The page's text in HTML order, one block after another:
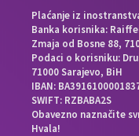
Plaćanje iz
Banka korisnika:
Zmaja od Bosne 88,
Podaci o korisniku:
71000 Sarajevo, BiH
IBAN:
SWIFT: RZBABA2S
Obavezno naznačite
Hvala!